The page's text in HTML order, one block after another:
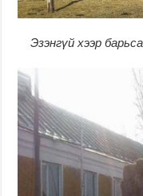
Эзэнгүй хээр